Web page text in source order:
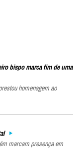
bispo marca fim de uma
homenagem ao
marcam presença em